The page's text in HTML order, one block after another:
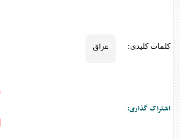
کلمات کلیدی: عراق
اشتراک گذاری: